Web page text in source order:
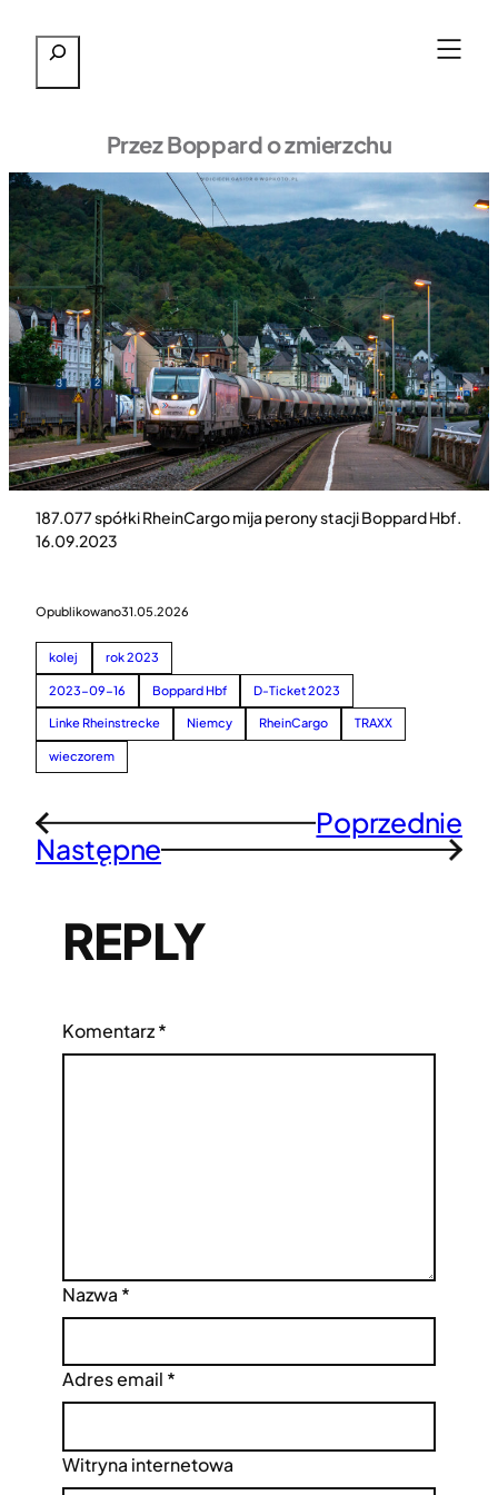
treści
Szukaj
Przez Boppard o zmierzchu
187.077 spółki RheinCargo mija perony stacji Boppard Hbf.
16.09.2023
Opublikowano31.05.2026
kolej rok 2023
2023-09-16 Boppard Hbf D-Ticket 2023
Linke Rheinstrecke Niemcy RheinCargo TRAXX
wieczorem
← Poprzednie
Następne →
REPLY
Komentarz*
Nazwa *
Adres email *
Witryna internetowa